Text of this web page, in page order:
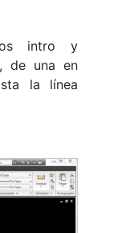
intro y
de una en
la línea